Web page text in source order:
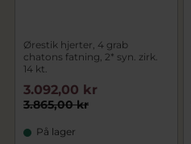
Ørestik hjerter, 4 grab
chatons fatning, 2* syn. zirk.
14 kt.
3.865,00 kr
3.092,00 kr
På lager